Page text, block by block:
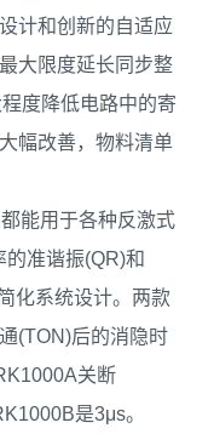
计和创新的自适应
大限度延长同步整
度降低电路中的寄
幅改善，物料清单
能用于各种反激式
准谐振(QR)和
化系统设计。两款
(TON)后的消隐时
关断
是3μs。